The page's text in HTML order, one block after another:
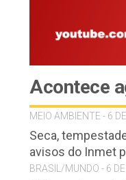
Acontece
MEIO AMBIENTE - 6
Seca,
avisos do Inmet
BRASIL/MUNDO - 6